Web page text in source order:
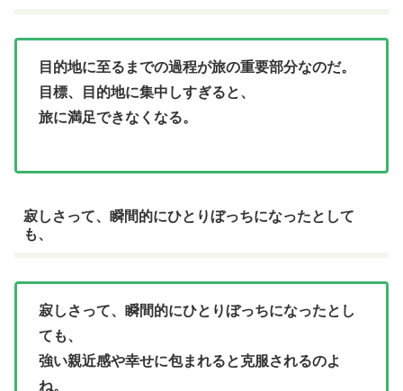
目的地に至るまでの過程が旅の重要部分なのだ。
目標、目的地に集中しすぎると、
旅に満足できなくなる。
寂しさって、瞬間的にひとりぼっちになったとして
も、
寂しさって、瞬間的にひとりぼっちになったとし
ても、
強い親近感や幸せに包まれると克服されるのよ
ね。